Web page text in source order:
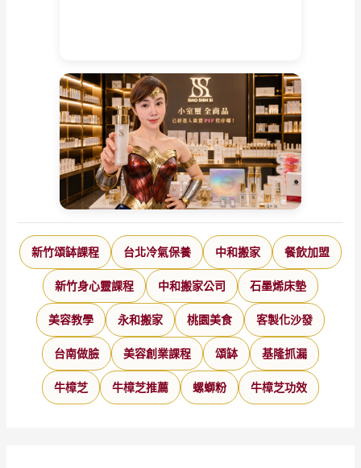
新竹頌缽課程 台北冷氣保養 中和搬家 餐飲加盟
新竹身心靈課程 中和搬家公司 石墨烯床墊
美容教學 永和搬家 桃園美食 客製化沙發
台南做臉 美容創業課程 頌缽 基隆抓漏
牛樟芝 牛樟芝推薦 螺螄粉 牛樟芝功效